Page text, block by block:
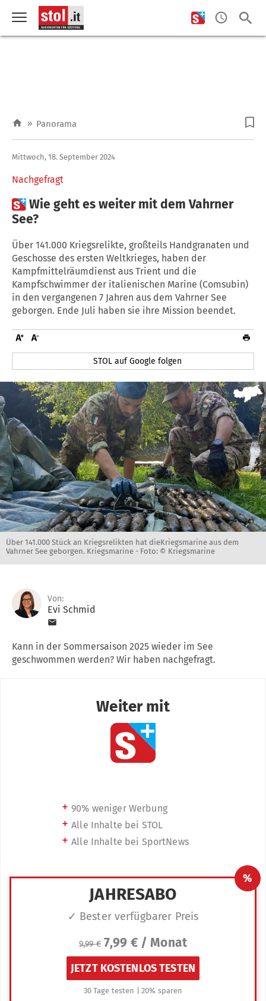
» Panorama
Nachgefragt
Mittwoch, 18. September 2024
Wie geht es weiter mit dem Vahrner
See?
Über 141.000 Kriegsrelikte, großteils Handgranaten und
Geschosse des ersten Weltkrieges, haben der
Kampfmittelräumdienst aus Trient und die
Kampfschwimmer der italienischen Marine (Comsubin)
in den vergangenen 7 Jahren aus dem Vahrner See
geborgen. Ende Juli haben sie ihre Mission beendet.
STOL auf Google folgen
Über 141.000 Stück an Kriegsrelikten hat dieKriegsmarine aus dem
Vahrner See geborgen. Kriegsmarine - Foto: © Kriegsmarine
Von:
Evi Schmid
Kann in der Sommersaison 2025 wieder im See
geschwommen werden? Wir haben nachgefragt.